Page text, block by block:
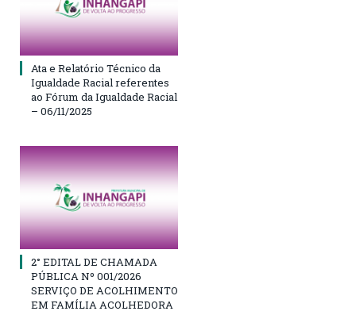
Ata e Relatório Técnico da
Igualdade Racial referentes
ao Fórum da Igualdade Racial
– 06/11/2025
2° EDITAL DE CHAMADA
PÚBLICA Nº 001/2026
SERVIÇO DE ACOLHIMENTO
EM FAMÍLIA ACOLHEDORA